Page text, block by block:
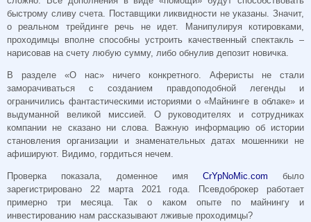
быстрому сливу счета. Поставщики ликвидности не указаны. Значит,
о реальном трейдинге речь не идет. Манипулируя котировками,
проходимцы вполне способны устроить качественный спектакль –
нарисовав на счету любую сумму, либо обнулив депозит новичка.
В разделе «О нас» ничего конкретного. Аферисты не стали
заморачиваться с созданием правдоподобной легенды и
ограничились фантастическими историями о «Майнинге в облаке» и
выдуманной великой миссией. О руководителях и сотрудниках
компании не сказано ни слова. Важную информацию об истории
становления организации и знаменательных датах мошенники не
афишируют. Видимо, гордиться нечем.
Проверка показала, доменное имя CrYpNoMic.com было
зарегистрировано 22 марта 2021 года. Псевдоброкер работает
примерно три месяца. Так о каком опыте по майнингу и
инвестированию нам рассказывают лживые проходимцы?